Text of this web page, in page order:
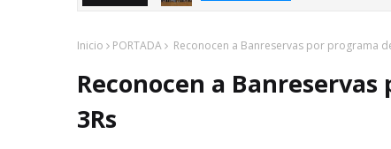
Inicio PORTADA Reconocen a Banreservas por programa
Reconocen a
3Rs